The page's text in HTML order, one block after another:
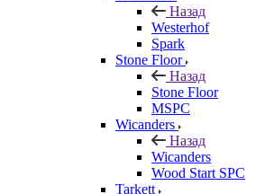
Назад
Westerhof
Spark
Stone Floor
Назад
Stone Floor
MSPC
Wicanders
Назад
Wicanders
Wood Start SPC
Tarkett